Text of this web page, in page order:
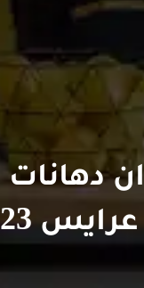
عرايس 2023